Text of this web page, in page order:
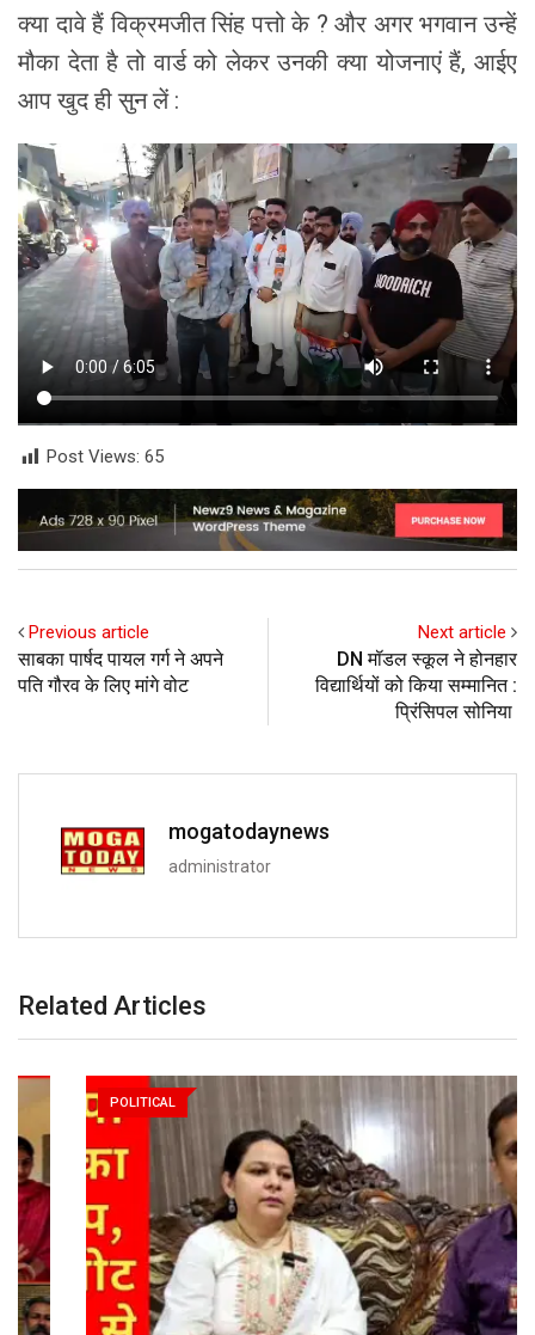
क्या दावे हैं विक्रमजीत सिंह पत्तो के ? और अगर भगवान उन्हें
मौका देता है तो वार्ड को लेकर उनकी क्या योजनाएं हैं, आईए
आप खुद ही सुन लें :
Post Views: 65
Previous article
साबका पार्षद पायल गर्ग ने अपने
पति गौरव के लिए मांगे वोट
Next article
DN मॉडल स्कूल ने होनहार
विद्यार्थियों को किया सम्मानित :
प्रिंसिपल सोनिया
mogatodaynews
administrator
Related Articles
POLITICAL